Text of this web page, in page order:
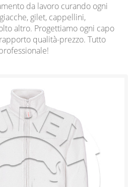
da lavoro curando ogni
gilet, cappellini,
altro. Progettiamo ogni capo
qualità-prezzo. Tutto